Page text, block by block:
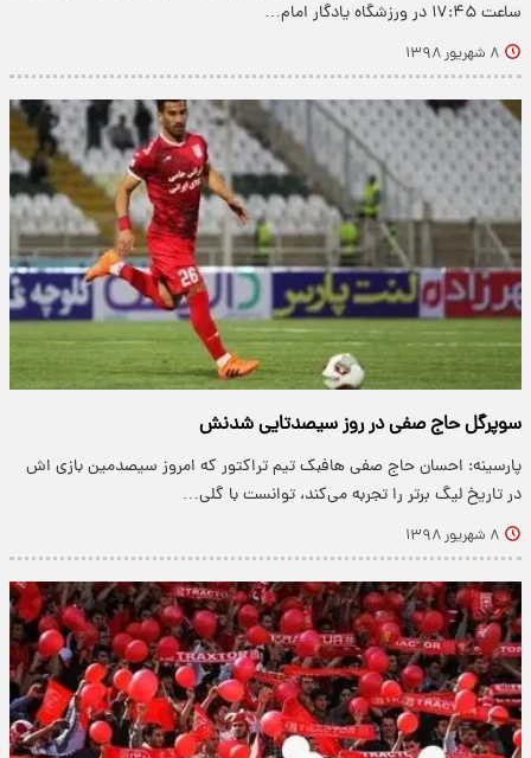
ساعت ۱۷:۴۵ در ورزشگاه یادگار امام…
۸ شهریور ۱۳۹۸
سوپرگل حاج صفی در روز سیصدتایی شدنش
پارسینه: احسان حاج صفی هافبک تیم تراکتور که امروز سیصدمین بازی اش
در تاریخ لیگ برتر را تجربه می‌کند، توانست با گلی…
۸ شهریور ۱۳۹۸